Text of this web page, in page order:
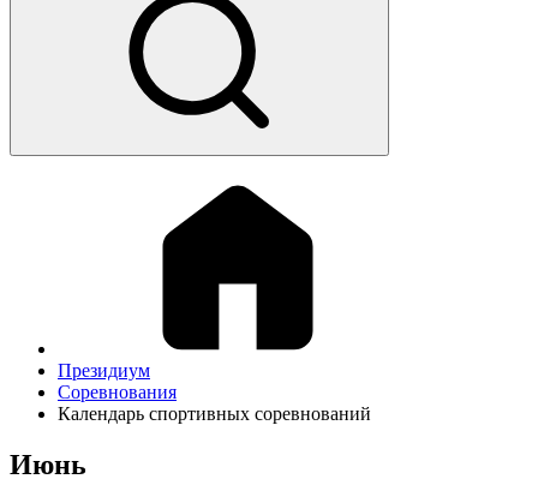
Президиум
Соревнования
Календарь спортивных соревнований
Июнь